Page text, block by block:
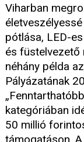
Viharban
pótlása, LED-
és füstelvezető
néhány példa
Pályázatának
kategóriában
50 millió
támogatáson.